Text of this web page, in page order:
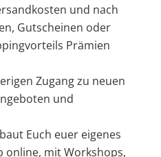
und nach
Gutscheinen oder
Prämien
Zugang zu neuen
und
Euch euer eigenes
online, mit Workshops,